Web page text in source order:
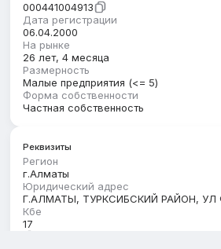
000441004913
Дата регистрации
06.04.2000
На рынке
26 лет, 4 месяца
Размерность
Малые предприятия (<= 5)
Форма собственности
Частная собственность
Реквизиты
Регион
г.Алматы
Юридический адрес
Г.АЛМАТЫ, ТУРКСИБСКИЙ РАЙОН, УЛ
Кбе
17